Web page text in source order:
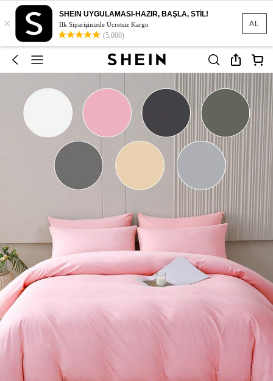
AL
×
SHEIN UYGULAMASI-HAZIR, BAŞLA, STİL!
İlk Siparişinizde Ücretsiz Kargo
(5,000)